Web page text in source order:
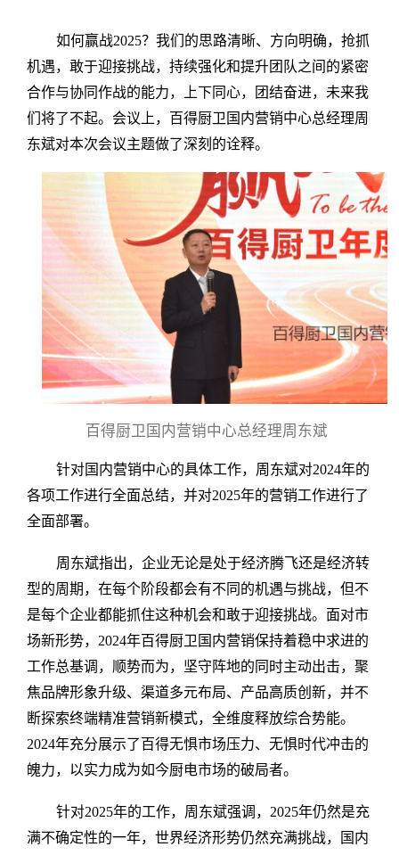
如何赢战2025？我们的思路清晰、方向明确，抢抓
机遇，敢于迎接挑战，持续强化和提升团队之间的紧密
合作与协同作战的能力，上下同心，团结奋进，未来我
们将了不起。会议上，百得厨卫国内营销中心总经理周
东斌对本次会议主题做了深刻的诠释。
百得厨卫国内营销中心总经理周东斌
针对国内营销中心的具体工作，周东斌对2024年的
各项工作进行全面总结，并对2025年的营销工作进行了
全面部署。
周东斌指出，企业无论是处于经济腾飞还是经济转
型的周期，在每个阶段都会有不同的机遇与挑战，但不
是每个企业都能抓住这种机会和敢于迎接挑战。面对市
场新形势，2024年百得厨卫国内营销保持着稳中求进的
工作总基调，顺势而为，坚守阵地的同时主动出击，聚
焦品牌形象升级、渠道多元布局、产品高质创新，并不
断探索终端精准营销新模式，全维度释放综合势能。
2024年充分展示了百得无惧市场压力、无惧时代冲击的
魄力，以实力成为如今厨电市场的破局者。
针对2025年的工作，周东斌强调，2025年仍然是充
满不确定性的一年，世界经济形势仍然充满挑战，国内